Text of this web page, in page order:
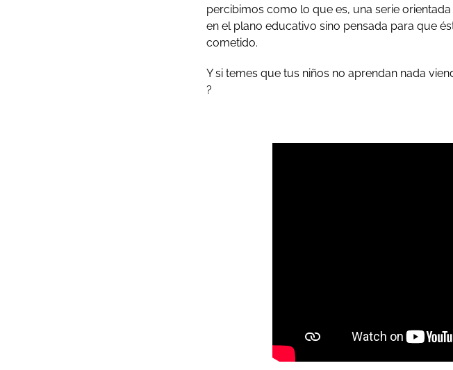
percibimos como lo que es, una serie
en el plano educativo sino pensada para que
cometido.
Y si temes que tus niños no aprendan nada
?